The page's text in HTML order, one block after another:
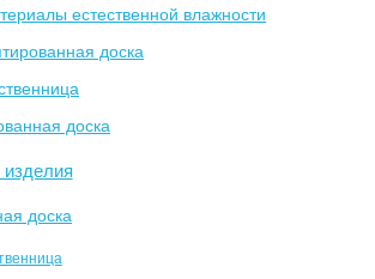
естественной влажности
доска
доска
доска